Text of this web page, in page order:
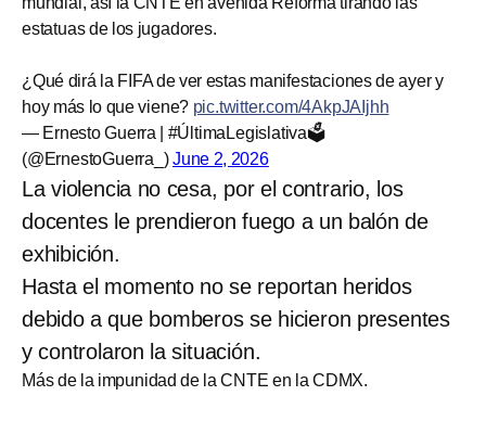
estatuas de los jugadores.
¿Qué dirá la FIFA de ver estas manifestaciones de ayer y
hoy más lo que viene? pic.twitter.com/4AkpJAIjhh
— Ernesto Guerra | #ÚltimaLegislativa🗳️
(@ErnestoGuerra_)June 2, 2026
La violencia no cesa, por el contrario, los
docentes le prendieron fuego a un balón de
exhibición.
Hasta el momento no se reportan heridos
debido a que bomberos se hicieron presentes
y controlaron la situación.
Más de la impunidad de la CNTE en la CDMX.